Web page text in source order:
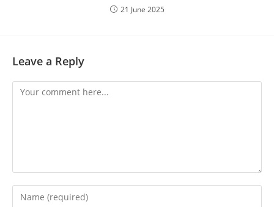
21 June 2025
Leave a Reply
Comment
Enter